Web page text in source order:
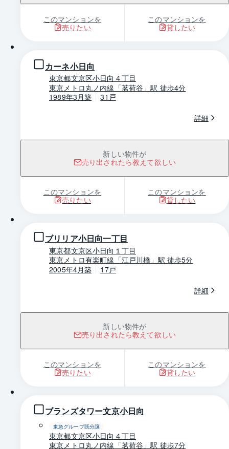
このマンションを
売りたい
このマンションを
貸したい
カーネ小日向
東京都文京区小日向４丁目
東京メトロ丸ノ内線「茗荷谷」駅 徒歩4分
1989年3月築
31戸
詳細
新しい物件が
売り出されたら教えて欲しい
このマンションを
売りたい
このマンションを
貸したい
ブリリア小日向一丁目
東京都文京区小日向１丁目
東京メトロ有楽町線「江戸川橋」駅 徒歩5分
2005年4月築
17戸
詳細
新しい物件が
売り出されたら教えて欲しい
このマンションを
売りたい
このマンションを
貸したい
ブランズタワー文京小日向
東急グループ既分譲
東京都文京区小日向４丁目
東京メトロ丸ノ内線「茗荷谷」駅 徒歩7分